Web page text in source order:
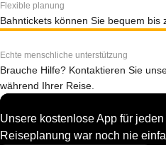
Flexible planung
Bahntickets können Sie bequem bis
Echte menschliche unterstützung
Brauche Hilfe? Kontaktieren Sie
während Ihrer Reise.
Unsere kostenlose App für
Reiseplanung war noch nie